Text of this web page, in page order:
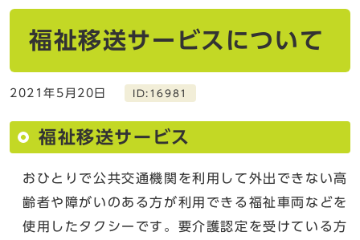
福祉移送サービスについて
2021年5月20日 ID:16981
福祉移送サービス
おひとりで公共交通機関を利用して外出できない高
齢者や障がいのある方が利用できる福祉車両などを
使用したタクシーです。要介護認定を受けている方